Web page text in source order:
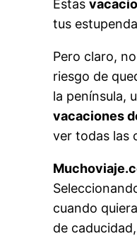
Estas
tus
Pero claro,
riesgo de
la península,
vacaciones
ver todas las
cuando
de